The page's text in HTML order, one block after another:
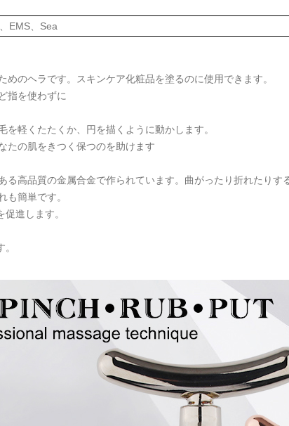
EMS、Sea
のヘラです。スキンケア化粧品を塗るのに使用できます。
指を使わずに
軽くたたくか、円を描くように動かします。
たの肌をきつく保つのを助けます
高品質の金属合金で作られています。曲がったり折れたりす
簡単です。
進します。